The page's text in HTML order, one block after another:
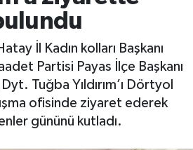
İl Kadın kolları Başkanı
Partisi Payas İlçe Başkanı
Tuğba Yıldırım’ı Dörtyol
ofisinde ziyaret ederek
gününü kutladı.